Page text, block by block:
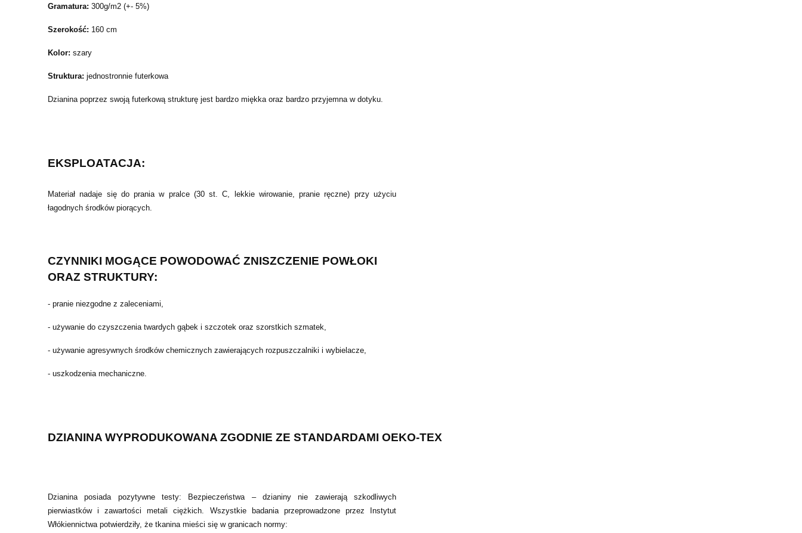
Gramatura: 300g/m2 (+- 5%)
Szerokość: 160 cm
Kolor: szary
Struktura: jednostronnie futerkowa
Dzianina poprzez swoją futerkową strukturę jest bardzo miękka oraz bardzo przyjemna w dotyku.
EKSPLOATACJA:
Materiał nadaje się do prania w pralce (30 st. C, lekkie wirowanie, pranie ręczne) przy użyciu
łagodnych środków piorących.
CZYNNIKI MOGĄCE POWODOWAĆ ZNISZCZENIE POWŁOKI
ORAZ STRUKTURY:
- pranie niezgodne z zaleceniami,
- używanie do czyszczenia twardych gąbek i szczotek oraz szorstkich szmatek,
- używanie agresywnych środków chemicznych zawierających rozpuszczalniki i wybielacze,
- uszkodzenia mechaniczne.
DZIANINA WYPRODUKOWANA ZGODNIE ZE STANDARDAMI OEKO-TEX
Dzianina posiada pozytywne testy: Bezpieczeństwa – dzianiny nie zawierają szkodliwych
pierwiastków i zawartości metali ciężkich. Wszystkie badania przeprowadzone przez Instytut
Włókiennictwa potwierdziły, że tkanina mieści się w granicach normy: